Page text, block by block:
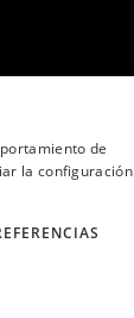
de
la configuración